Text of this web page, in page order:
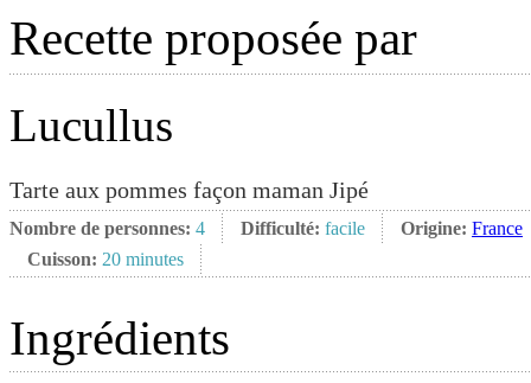
Recette proposée par
Lucullus
Tarte aux pommes façon maman Jipé
Nombre de personnes: 4 Difficulté: facile Origine: France
Cuisson: 20 minutes
Ingrédients